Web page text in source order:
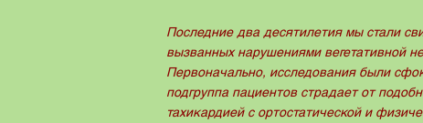
Последние два десятилетия мы стали
вызванных нарушениями вегетативной
Первоначально, исследования были
подгруппа пациентов страдает от
тахикардией с ортостатической и